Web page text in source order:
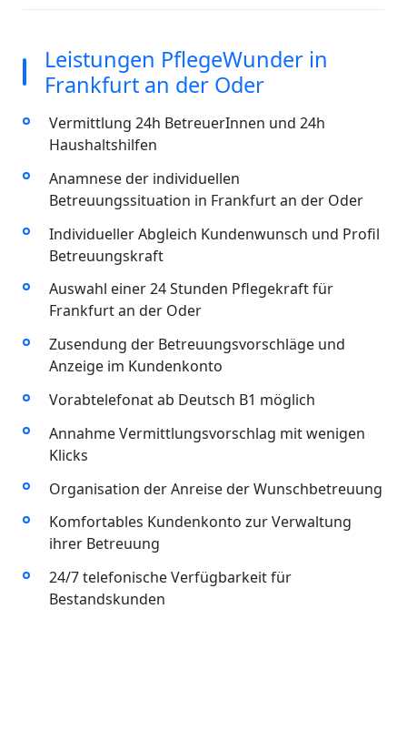
Leistungen PflegeWunder in
Frankfurt an der Oder
Vermittlung 24h BetreuerInnen und 24h
Haushaltshilfen
Anamnese der individuellen
Betreuungssituation in Frankfurt an der Oder
Individueller Abgleich Kundenwunsch und Profil
Betreuungskraft
Auswahl einer 24 Stunden Pflegekraft für
Frankfurt an der Oder
Zusendung der Betreuungsvorschläge und
Anzeige im Kundenkonto
Vorabtelefonat ab Deutsch B1 möglich
Annahme Vermittlungsvorschlag mit wenigen
Klicks
Organisation der Anreise der Wunschbetreuung
Komfortables Kundenkonto zur Verwaltung
ihrer Betreuung
24/7 telefonische Verfügbarkeit für
Bestandskunden